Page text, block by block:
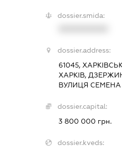
dossier.smida:
dossier.address:
61045,
ХАРКІВ,
ВУЛИЦЯ СЕМЕНА
dossier.capital:
3 800 000 грн.
dossier.kveds: